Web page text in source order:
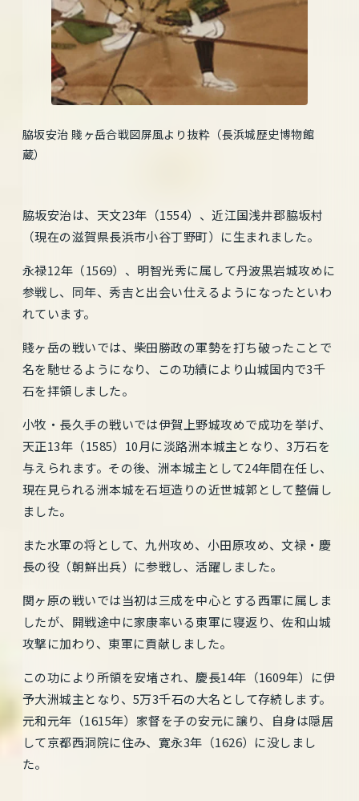
脇坂安治 賤ヶ岳合戦図屏風より抜粋（長浜城歴史博物館
蔵）
脇坂安治は、天文23年（1554）、近江国浅井郡脇坂村
（現在の滋賀県長浜市小谷丁野町）に生まれました。
永禄12年（1569）、明智光秀に属して丹波黒岩城攻めに
参戦し、同年、秀吉と出会い仕えるようになったといわ
れています。
賤ヶ岳の戦いでは、柴田勝政の軍勢を打ち破ったことで
名を馳せるようになり、この功績により山城国内で3千
石を拝領しました。
小牧・長久手の戦いでは伊賀上野城攻めで成功を挙げ、
天正13年（1585）10月に淡路洲本城主となり、3万石を
与えられます。その後、洲本城主として24年間在任し、
現在見られる洲本城を石垣造りの近世城郭として整備し
ました。
また水軍の将として、九州攻め、小田原攻め、文禄・慶
長の役（朝鮮出兵）に参戦し、活躍しました。
関ヶ原の戦いでは当初は三成を中心とする西軍に属しま
したが、開戦途中に家康率いる東軍に寝返り、佐和山城
攻撃に加わり、東軍に貢献しました。
この功により所領を安堵され、慶長14年（1609年）に伊
予大洲城主となり、5万3千石の大名として存続します。
元和元年（1615年）家督を子の安元に譲り、自身は隠居
して京都西洞院に住み、寛永3年（1626）に没しまし
た。